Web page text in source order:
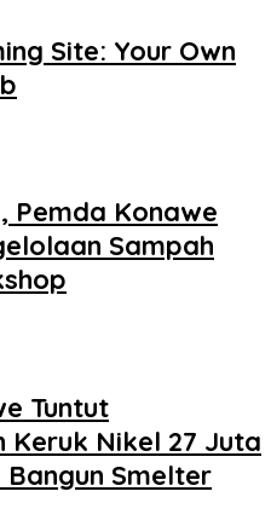
Site: Your Own
Pemda Konawe
Sampah
Tuntut
Keruk Nikel 27 Juta
Bangun Smelter